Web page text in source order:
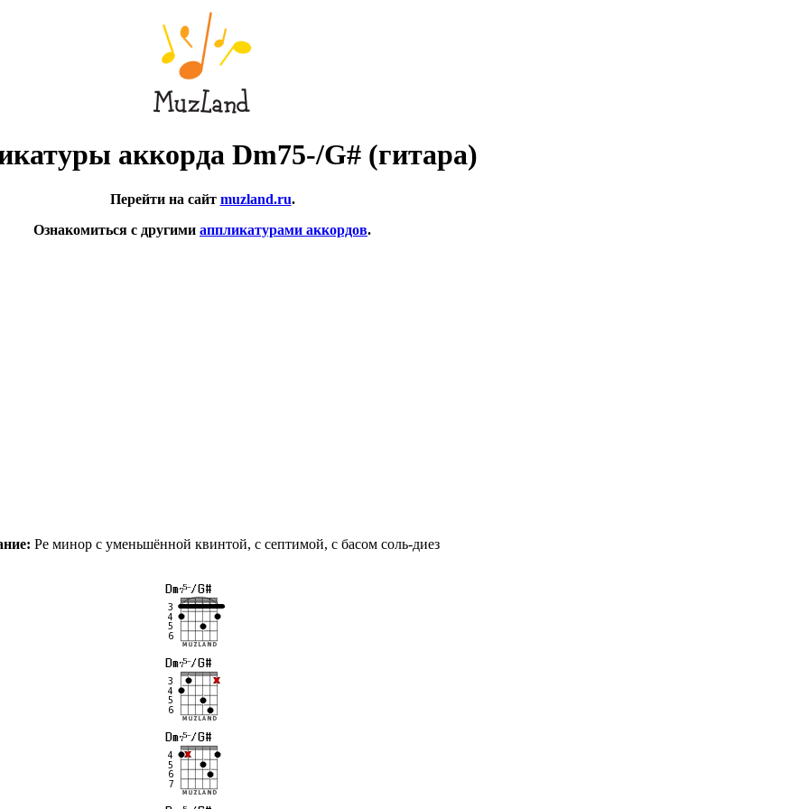
аккорда Dm75-/G# (гитара)
Перейти на сайт muzland.ru.
Ознакомиться с другими аппликатурами аккордов.
Ре минор с уменьшённой квинтой, с септимой, с басом соль-диез